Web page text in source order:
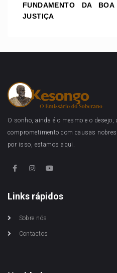
FUNDAMENTO DA
JUSTIÇA
O sonho, ainda é o mesmo e o
comprometimento com causas
por isso, estamos aqui.
Links rápidos
Sobre nós
Contactos